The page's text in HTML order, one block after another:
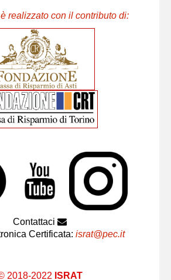
realizzato con il contributo di:
Contattaci
Certificata: israt@pec.it
2018-2022 ISRAT